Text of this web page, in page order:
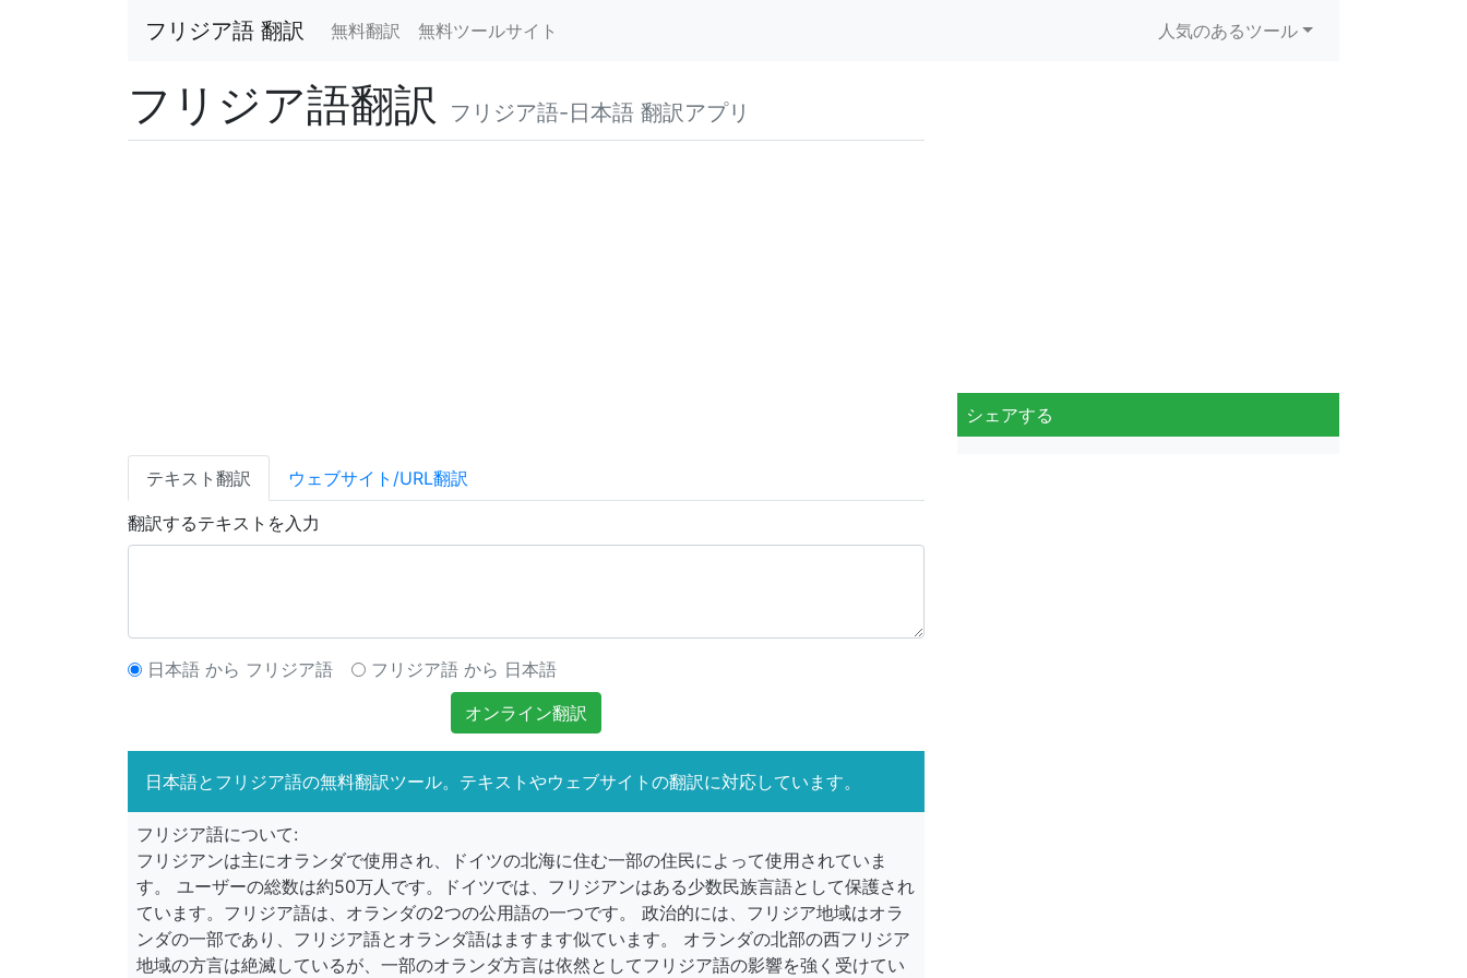
フリジア語 翻訳 無料翻訳 無料ツールサイト 人気のあるツール
フリジア語翻訳 フリジア語-日本語 翻訳アプリ
テキスト翻訳 ウェブサイト/URL翻訳
翻訳するテキストを入力
日本語 から フリジア語
フリジア語 から 日本語
オンライン翻訳
日本語とフリジア語の無料翻訳ツール。テキストやウェブサイトの翻訳に対応しています。
フリジア語について:
フリジアンは主にオランダで使用され、ドイツの北海に住む一部の住民によって使用されていま
す。 ユーザーの総数は約50万人です。ドイツでは、フリジアンはある少数民族言語として保護され
ています。フリジア語は、オランダの2つの公用語の一つです。 政治的には、フリジア地域はオラ
ンダの一部であり、フリジア語とオランダ語はますます似ています。 オランダの北部の西フリジア
地域の方言は絶滅しているが、一部のオランダ方言は依然としてフリジア語の影響を強く受けてい
シェアする